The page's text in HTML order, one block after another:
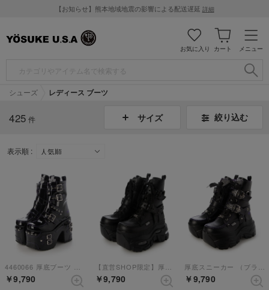
【お知らせ】熊本地域地震の影響による配送遅延 詳細
メニュー
カート
お気に入り
シューズ レディース ブーツ
425 件 サイズ 絞り込む
表示順 :
￥9,790 ￥9,790 ￥9,790